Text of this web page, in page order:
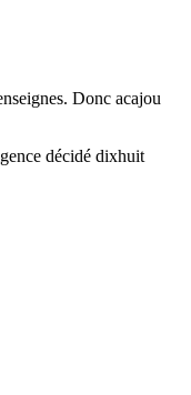
Donc acajou
décidé dixhuit